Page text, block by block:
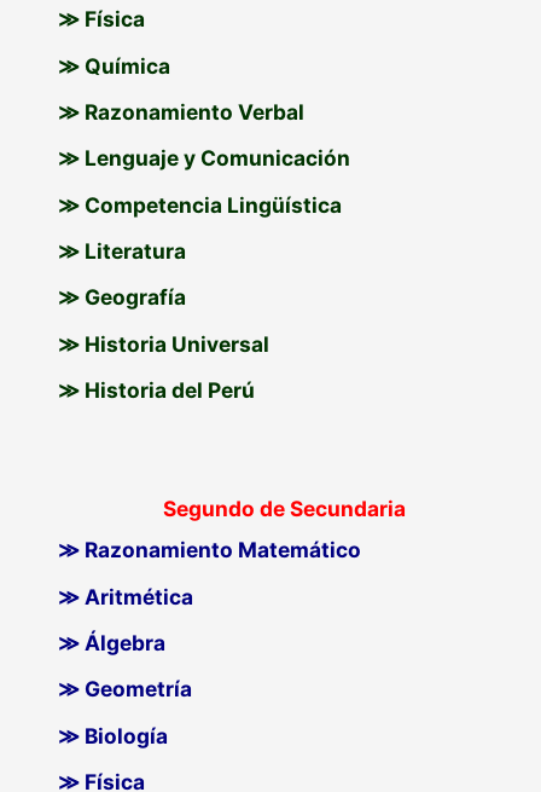
≫ Física
≫ Química
≫ Razonamiento Verbal
≫ Lenguaje y Comunicación
≫ Competencia Lingüística
≫ Literatura
≫ Geografía
≫ Historia Universal
≫ Historia del Perú
Segundo de Secundaria
≫ Razonamiento Matemático
≫ Aritmética
≫ Álgebra
≫ Geometría
≫ Biología
≫ Física